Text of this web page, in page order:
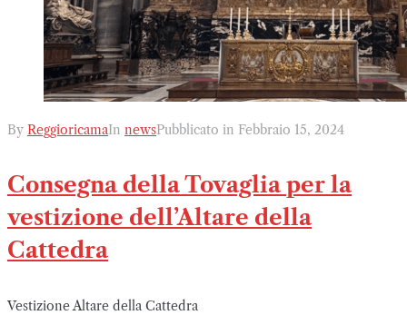
By ReggioricamaIn newsPubblicato in Febbraio 15, 2024
Consegna della Tovaglia per la
vestizione dell’Altare della
Cattedra
Vestizione Altare della Cattedra